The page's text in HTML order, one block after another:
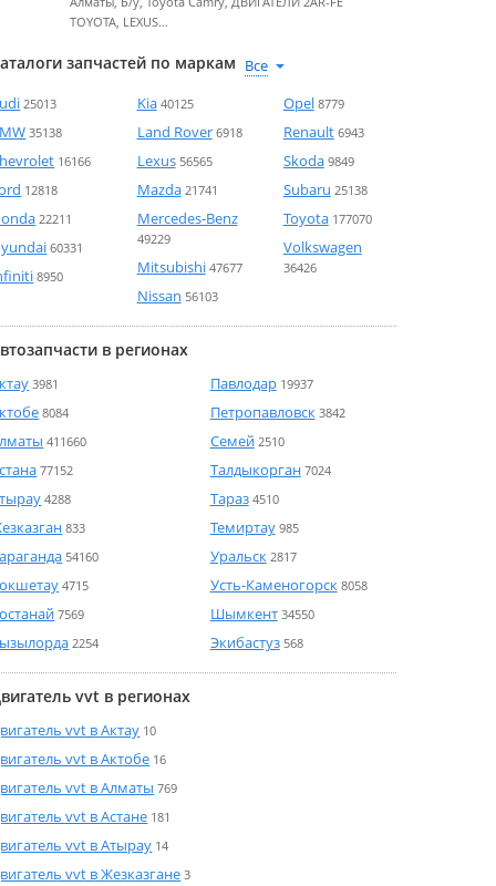
TOYOTA, LEXUS…
запчастей по маркам
25013
35138
16166
12818
22211
60331
8950
Kia 40125
Land Rover 6918
Lexus 56565
Mazda 21741
Mercedes-Benz
49229
Mitsubishi 47677
Nissan 56103
Opel 8779
Renault 6943
Skoda 9849
Subaru 25138
Toyota 177070
Volkswagen
36426
в регионах
3981
8084
411660
77152
4288
833
54160
4715
7569
2254
Павлодар 19937
Петропавловск 3842
Семей 2510
Талдыкорган 7024
Тараз 4510
Темиртау 985
Уральск 2817
Усть-Каменогорск 8058
Шымкент 34550
Экибастуз 568
vvt в регионах
vvt в Актау 10
vvt в Актобе 16
vvt в Алматы 769
vvt в Астане 181
vvt в Атырау 14
vvt в Жезказгане 3